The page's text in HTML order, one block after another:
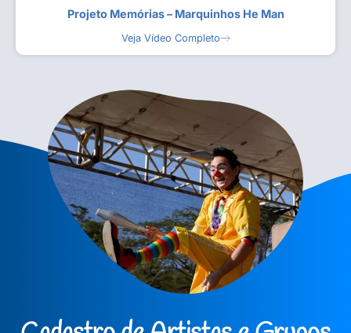
Projeto Memórias – Marquinhos He Man
Veja Vídeo Completo